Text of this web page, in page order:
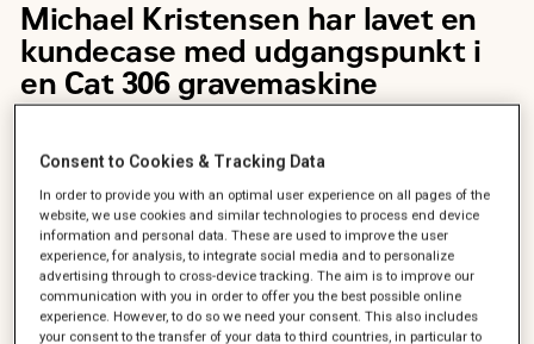
Michael Kristensen har lavet en
kundecase med udgangspunkt i
en Cat 306 gravemaskine
entreprenørmaskinmekaniker, vil stå klar med kuglepen og
Cat 306 gravemaskine, som er del af konkurrencen. Michael
Kristensen har over 20 års erfaring med Cat maskiner og
har udarbejdet en “kunde-case”, som deltagerne skal løse.
– Uden at afsløre noget vil kundecasen bestå i, at kunden
har en maskine, som der er problemer med. Det kan både
være en justering eller fejlsøgninger. Hvad det præcist er,
Consent to Cookies & Tracking Data
In order to provide you with an optimal user experience on all pages of the
website, we use cookies and similar technologies to process end device
information and personal data. These are used to improve the user
experience, for analysis, to integrate social media and to personalize
advertising through to cross-device tracking. The aim is to improve our
communication with you in order to offer you the best possible online
experience. However, to do so we need your consent. This also includes
your consent to the transfer of your data to third countries, in particular to